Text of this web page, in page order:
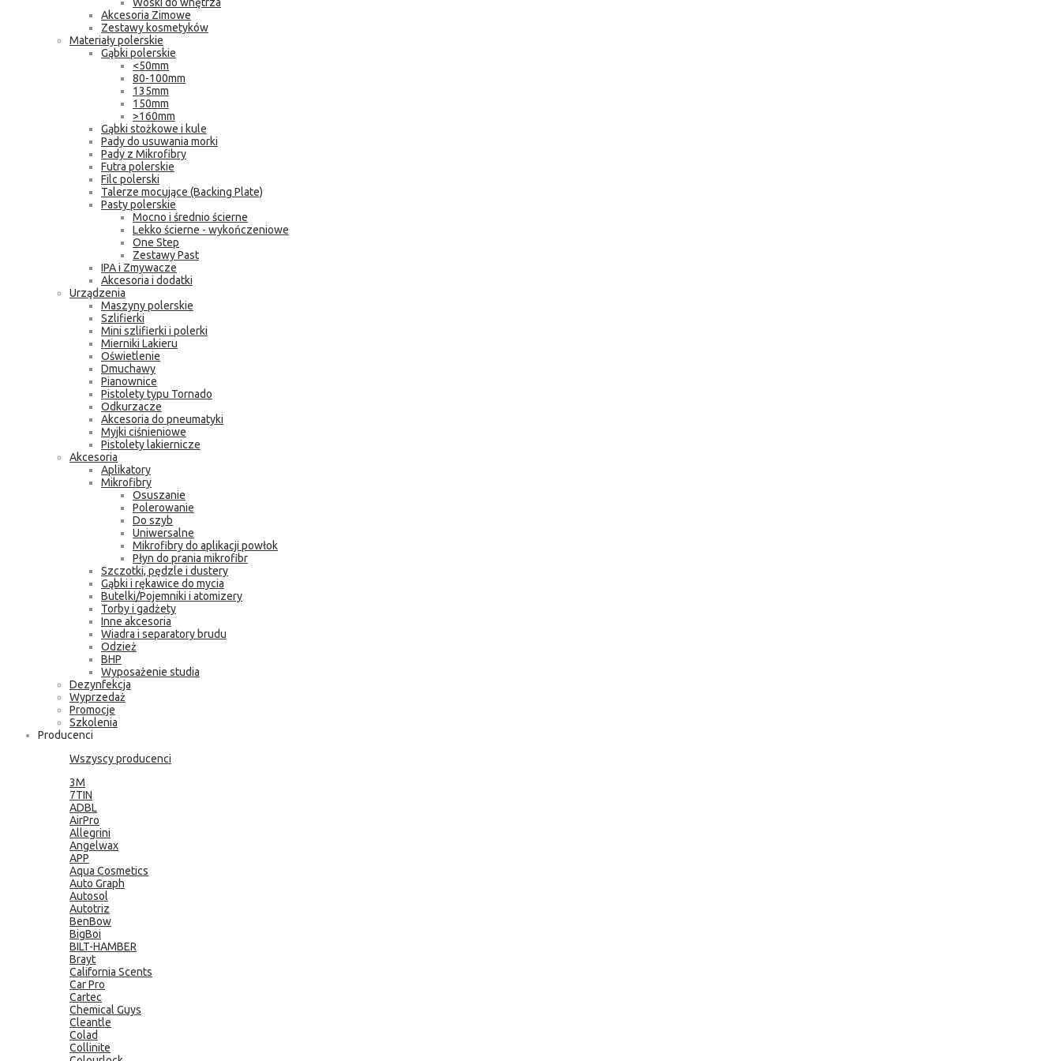
Akcesoria Zimowe
Zestawy kosmetyków
Materiały polerskie
Gąbki polerskie
<50mm
80-100mm
135mm
150mm
>160mm
Gąbki stożkowe i kule
Pady do usuwania morki
Pady z Mikrofibry
Futra polerskie
Filc polerski
Talerze mocujące (Backing Plate)
Pasty polerskie
Mocno i średnio ścierne
Lekko ścierne - wykończeniowe
One Step
Zestawy Past
IPA i Zmywacze
Akcesoria i dodatki
Urządzenia
Maszyny polerskie
Szlifierki
Mini szlifierki i polerki
Mierniki Lakieru
Oświetlenie
Dmuchawy
Pianownice
Pistolety typu Tornado
Odkurzacze
Akcesoria do pneumatyki
Myjki ciśnieniowe
Pistolety lakiernicze
Akcesoria
Aplikatory
Mikrofibry
Osuszanie
Polerowanie
Do szyb
Uniwersalne
Mikrofibry do aplikacji powłok
Płyn do prania mikrofibr
Szczotki, pędzle i dustery
Gąbki i rękawice do mycia
Butelki/Pojemniki i atomizery
Torby i gadżety
Inne akcesoria
Wiadra i separatory brudu
Odzież
BHP
Wyposażenie studia
Dezynfekcja
Wyprzedaż
Promocje
Szkolenia
Producenci
Wszyscy producenci
3M
7TIN
ADBL
AirPro
Allegrini
Angelwax
APP
Aqua Cosmetics
Auto Graph
Autosol
Autotriz
BenBow
BigBoi
BILT-HAMBER
Brayt
California Scents
Car Pro
Cartec
Chemical Guys
Cleantle
Colad
Collinite